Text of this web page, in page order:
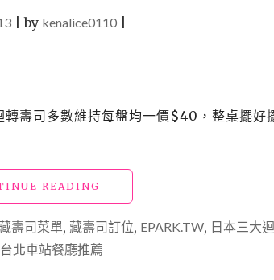
|by kenalice0110|
壽司多數維持每盤均一價$40，整桌擺好
READING
車
美
食
｜
壽司菜單, 藏壽司訂位, EPARK.TW, 日本三大
台北車站餐廳推薦